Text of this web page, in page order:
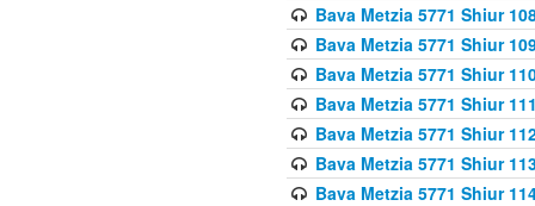
Bava Metzia 5771 Shiur
Bava Metzia 5771 Shiur
Bava Metzia 5771 Shiur
Bava Metzia 5771 Shiur
Bava Metzia 5771 Shiur
Bava Metzia 5771 Shiur
Bava Metzia 5771 Shiur